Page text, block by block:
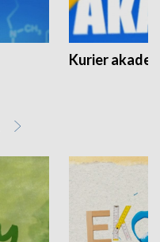
Kurier